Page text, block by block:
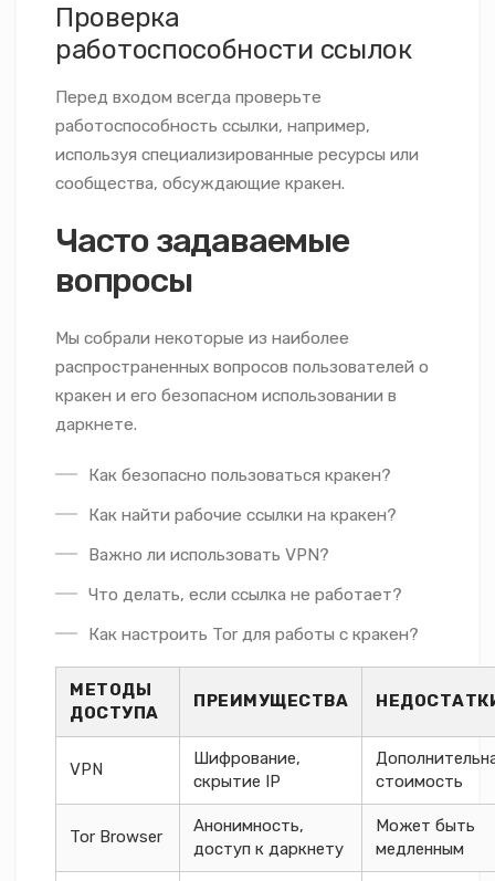
Проверка
работоспособности ссылок
Перед входом всегда проверьте
работоспособность ссылки, например,
используя специализированные ресурсы или
сообщества, обсуждающие кракен.
Часто задаваемые
вопросы
Мы собрали некоторые из наиболее
распространенных вопросов пользователей о
кракен и его безопасном использовании в
даркнете.
Как безопасно пользоваться кракен?
Как найти рабочие ссылки на кракен?
Важно ли использовать VPN?
Что делать, если ссылка не работает?
Как настроить Tor для работы с кракен?
МЕТОДЫ
ДОСТУПА
ПРЕИМУЩЕСТВА
VPN
Шифрование,
скрытие IP
стоимость
Tor Browser
Анонимность,
доступ к даркнету
Может быть
медленным